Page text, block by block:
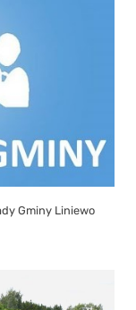
Gminy Liniewo